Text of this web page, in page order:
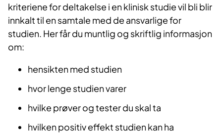
kriteriene for deltakelse i en klinisk studie vil bli blir
innkalt til en samtale med de ansvarlige for
studien. Her får du muntlig og skriftlig informasjon
om:
hensikten med studien
hvor lenge studien varer
hvilke prøver og tester du skal ta
hvilken positiv effekt studien kan ha